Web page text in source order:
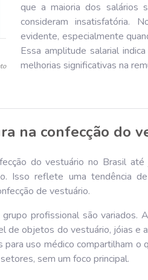
que a maioria dos salários
consideram insatisfatória.
evidente, especialmente
Essa amplitude salarial
melhorias significativas na
na confecção do
do vestuário no Brasil
Isso reflete uma tendência
de vestuário.
profissional são variados.
de objetos do vestuário, jóias e
uso médico compartilham
sem um foco principal.